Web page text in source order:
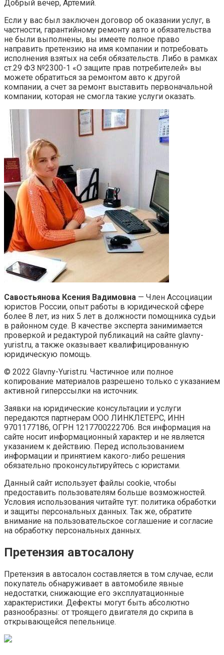
Добрый вечер, Артемий.
Если у вас был заключен договор об оказании услуг, в
частности, гарантийному ремонту авто и обязательства
не были выполнены, вы имеете полное право
направить претензию на имя компании и потребовать
исполнения взятых на себя обязательств. Либо в рамках
ст.29 ФЗ №2300-1 «О защите прав потребителей» вы
можете обратиться за ремонтом авто к другой
компании, а счет за ремонт выставить первоначальной
компании, которая не смогла такие услуги оказать.
Савостьянова Ксения Вадимовна — Член Ассоциации
юристов России, опыт работы в юридической сфере
более 8 лет, из них 5 лет в должности помощника судьи
в районном суде. В качестве эксперта занимимается
проверкой и редактурой публикаций на сайте glavny-
yurist.ru, а также оказывает квалифицированную
юридическую помощь.
© 2022 Glavny-Yurist.ru. Частичное или полное
копирование материалов разрешено только с указанием
активной гиперссылки на источник.
Заявки на юридические консультации и услуги
передаются партнерам ООО ЛИНКЛЕТЕРС, ИНН
9701177186, ОГРН 1217700222706. Вся информация на
сайте носит информационный характер и не является
указанием к действию. Перед использованием
информации и принятием какого-либо решения
обязательно проконсультируйтесь с юристами.
Данный сайт использует файлы cookie, чтобы
предоставить пользователям больше возможностей.
Условия использования читайте тут: политика обработки
и защиты персональных данных. Так же, обратите
внимание на пользовательское соглашение и согласие
на обработку персональных данных.
Претензия автосалону
Претензия в автосалон составляется в том случае, если
покупатель обнаруживает в автомобиле явные
недостатки, снижающие его эксплуатационные
характеристики. Дефекты могут быть абсолютно
разнообразны: от троящего двигателя до скрипа в
открывающейся пепельнице.